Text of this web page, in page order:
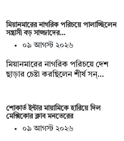
মিয়ানমারের নাগরিক পরিচয়ে পালাচ্ছিলেন
সন্ত্রাসী বড় সাজ্জাদের…
০৯ আগস্ট ২০২৬
মিয়ানমারের নাগরিক পরিচয়ে দেশ
ছাড়ার চেষ্টা করছিলেন শীর্ষ সন্…
শোকার্ত ইন্টার মায়ামিকে হারিয়ে দিল
মেক্সিকোর ক্লাব মনতেরের
০৯ আগস্ট ২০২৬